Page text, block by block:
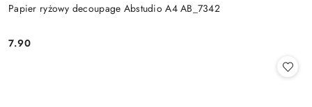
Papier ryżowy decoupage Abstudio A4 AB_7342
Cena:
7.90